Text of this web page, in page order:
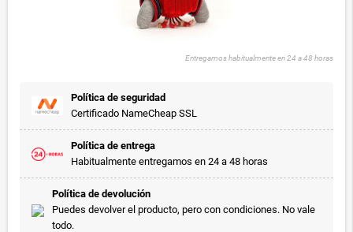
Entregamos habitualmente en 24 a 48 horas
Política de seguridad
Certificado NameCheap SSL
Política de entrega
Habitualmente entregamos en 24 a 48 horas
Política de devolución
Puedes devolver el producto, pero con condiciones. No vale
todo.